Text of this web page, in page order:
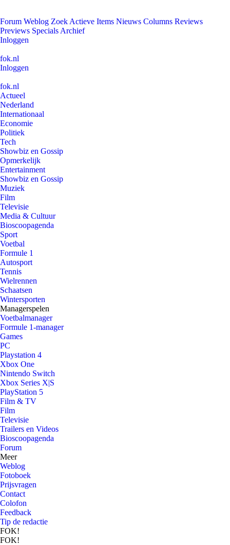
Forum Weblog Zoek Actieve Items Nieuws Columns Reviews
Previews Specials Archief
Inloggen
fok.nl
Inloggen
fok.nl
Actueel
Nederland
Internationaal
Economie
Politiek
Tech
Showbiz en Gossip
Opmerkelijk
Entertainment
Showbiz en Gossip
Muziek
Film
Televisie
Media & Cultuur
Bioscoopagenda
Sport
Voetbal
Formule 1
Autosport
Tennis
Wielrennen
Schaatsen
Wintersporten
Managerspelen
Voetbalmanager
Formule 1-manager
Games
PC
Playstation 4
Xbox One
Nintendo Switch
Xbox Series X|S
PlayStation 5
Film & TV
Film
Televisie
Trailers en Videos
Bioscoopagenda
Forum
Meer
Weblog
Fotoboek
Prijsvragen
Contact
Colofon
Feedback
Tip de redactie
FOK!
FOK!